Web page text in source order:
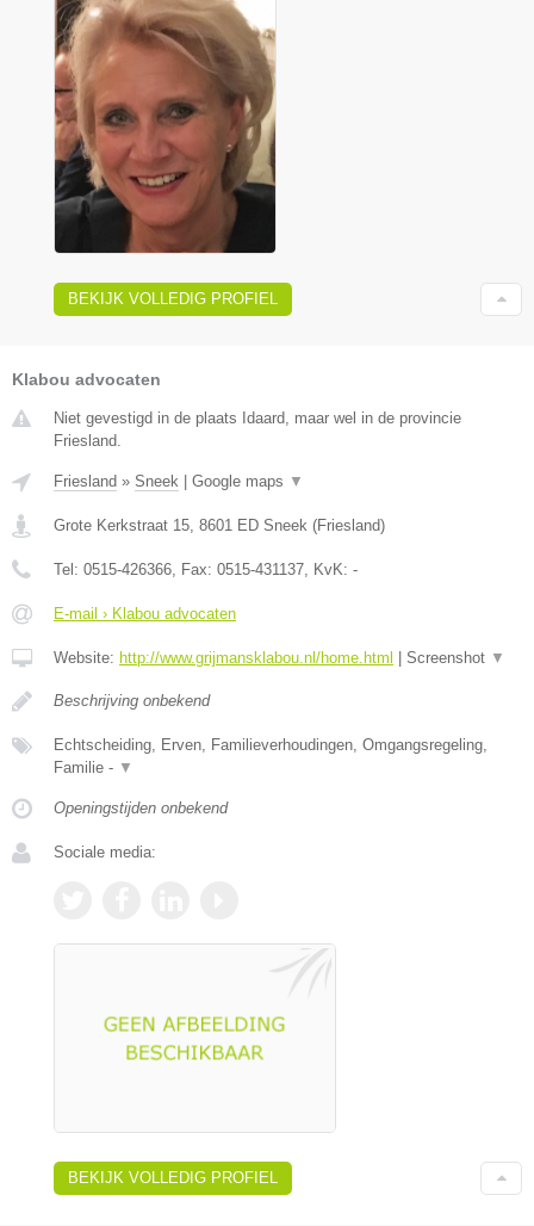
BEKIJK VOLLEDIG PROFIEL
Klabou advocaten
Niet gevestigd in de plaats Idaard, maar wel in de provincie
Friesland.
Friesland » Sneek Google maps ▼
Grote Kerkstraat 15, 8601 ED Sneek (Friesland)
Tel: 0515-426366, Fax: 0515-431137, KvK: -
E-mail › Klabou advocaten
Website: http://www.grijmansklabou.nl/home.html Screenshot ▼
Beschrijving onbekend
Echtscheiding, Erven, Familieverhoudingen, Omgangsregeling,
Familie - ▼
Openingstijden onbekend
Sociale media:
BEKIJK VOLLEDIG PROFIEL